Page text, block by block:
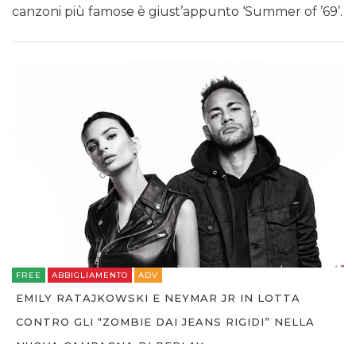
canzoni più famose è giust’appunto ‘Summer of ’69’.
FREE ABBIGLIAMENTO ADV
EMILY RATAJKOWSKI E NEYMAR JR IN LOTTA
CONTRO GLI “ZOMBIE DAI JEANS RIGIDI” NELLA